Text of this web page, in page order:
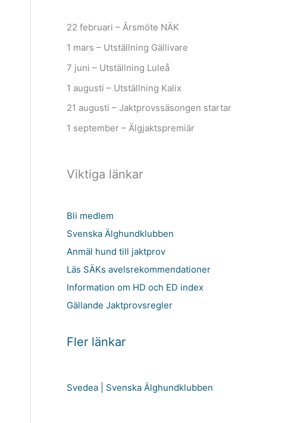
22 februari – Årsmöte NÄK
1 mars – Utställning Gällivare
7 juni – Utställning Luleå
1 augusti – Utställning Kalix
21 augusti – Jaktprovssäsongen startar
1 september – Älgjaktspremiär
Viktiga länkar
Bli medlem
Svenska Älghundklubben
Anmäl hund till jaktprov
Läs SÄKs avelsrekommendationer
Information om HD och ED index
Gällande Jaktprovsregler
Fler länkar
Svedea | Svenska Älghundklubben